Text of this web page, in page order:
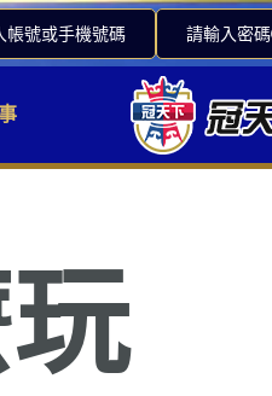
帳號或手機號碼 請輸入密碼